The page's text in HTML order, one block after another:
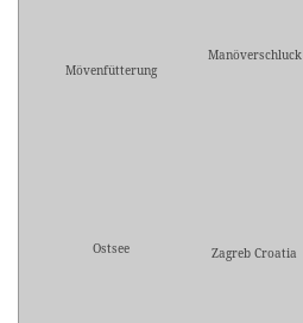
Mövenfütterung
Manöverschluck
Ostsee Zagreb Croatia